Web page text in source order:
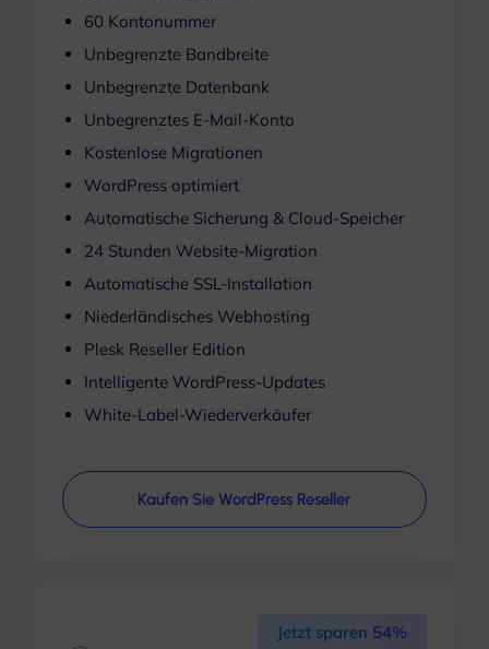
60 Kontonummer
Unbegrenzte Bandbreite
Unbegrenzte Datenbank
Unbegrenztes E-Mail-Konto
Kostenlose Migrationen
WordPress optimiert
Automatische Sicherung & Cloud-Speicher
24 Stunden Website-Migration
Automatische SSL-Installation
Niederländisches Webhosting
Plesk Reseller Edition
Intelligente WordPress-Updates
White-Label-Wiederverkäufer
Kaufen Sie WordPress Reseller
Jetzt sparen 54%